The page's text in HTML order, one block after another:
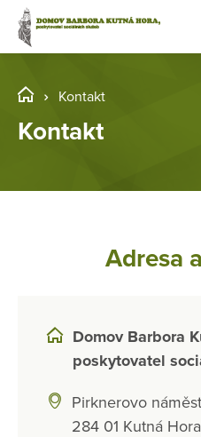
Kontakt
Kontakt
Adresa
Domov Barbora
poskytovatel
Pirknerovo
284 01 Kutná Hora